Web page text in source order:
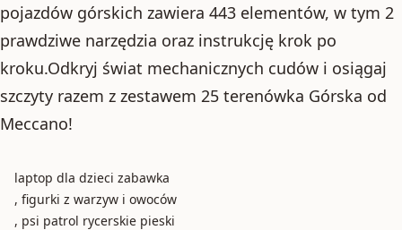
pojazdów górskich zawiera 443 elementów, w tym 2
prawdziwe narzędzia oraz instrukcję krok po
kroku.Odkryj świat mechanicznych cudów i osiągaj
szczyty razem z zestawem 25 terenówka Górska od
Meccano!
laptop dla dzieci zabawka
, figurki z warzyw i owoców
, psi patrol rycerskie pieski